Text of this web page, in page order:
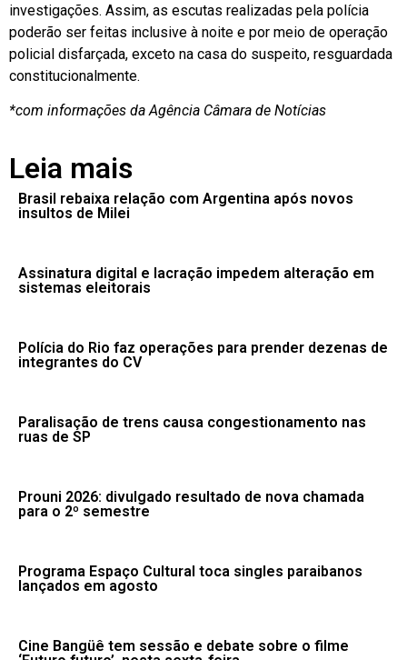
investigações. Assim, as escutas realizadas pela polícia
poderão ser feitas inclusive à noite e por meio de operação
policial disfarçada, exceto na casa do suspeito, resguardada
constitucionalmente.
*com informações da Agência Câmara de Notícias
Leia mais
Brasil rebaixa relação com Argentina após novos
insultos de Milei
Assinatura digital e lacração impedem alteração em
sistemas eleitorais
Polícia do Rio faz operações para prender dezenas de
integrantes do CV
Paralisação de trens causa congestionamento nas
ruas de SP
Prouni 2026: divulgado resultado de nova chamada
para o 2º semestre
Programa Espaço Cultural toca singles paraibanos
lançados em agosto
Cine Bangüê tem sessão e debate sobre o filme